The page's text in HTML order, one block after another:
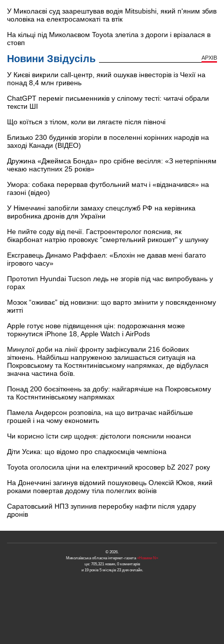
У Миколаєві суд заарештував водія Mitsubishi, який п'яним збив
чоловіка на електросамокаті та втік
На кільці під Миколаєвом Toyota злетіла з дороги і врізалася в
стовп
Новини Звідусіль АРХІВ
У Києві викрили call-центр, який ошукав інвесторів із Чехії на
понад 8,4 млн гривень
ChatGPT переміг письменників у сліпому тесті: читачі обрали
тексти ШІ
Що коїться з тілом, коли ви лягаєте після півночі
Близько 230 будинків згоріли в поселенні корінних народів на
заході Канади (ВІДЕО)
Дружина «Джеймса Бонда» про срібне весілля: «З нетерпінням
чекаю наступних 25 років»
Умора: собака перервав футбольний матч і «відзначився» на
газоні (відео)
У Німеччині запобігли замаху спецслужб РФ на керівника
виробника дронів для України
Не пийте соду від печії. Гастроентеролог пояснив, як
бікарбонат натрію провокує "смертельний рикошет" у шлунку
Ексгравець Динамо Раффаел: «Блохін не давав мені багато
ігрового часу»
Прототип Hyundai Tucson ледь не згорів під час випробувань у
горах
Мозок “оживає” від новизни: що варто змінити у повсякденному
житті
Apple готує нове підвищення цін: подорожчання може
торкнутися iPhone 18, Apple Watch і AirPods
Минулої доби на лінії фронту зафіксували 216 бойових
зіткнень. Найбільш напруженою залишається ситуація на
Покровському та Костянтинівському напрямках, де відбулася
значна частина боїв.
Понад 200 боєзіткнень за добу: найгарячіше на Покровському
та Костянтинівському напрямках
Памела Андерсон розповіла, на що витрачає найбільше
грошей і на чому економить
Чи корисно їсти сир щодня: дієтологи пояснили нюанси
Діти Усика: що відомо про спадкоємців чемпіона
Toyota оголосила ціни на електричний кросовер bZ 2027 року
На Донеччині загинув відомий пошуковець Олексій Юков, який
роками повертав додому тіла полеглих воїнів
Саратовський НПЗ зупинив переробку нафти після удару
дронів
© 2026.
Миколаївська обласна інтернет-газета «Новини N»
це: 705,321 новин, 0 коментарів
и 19 років 5 місяців 23 дня онлайн.